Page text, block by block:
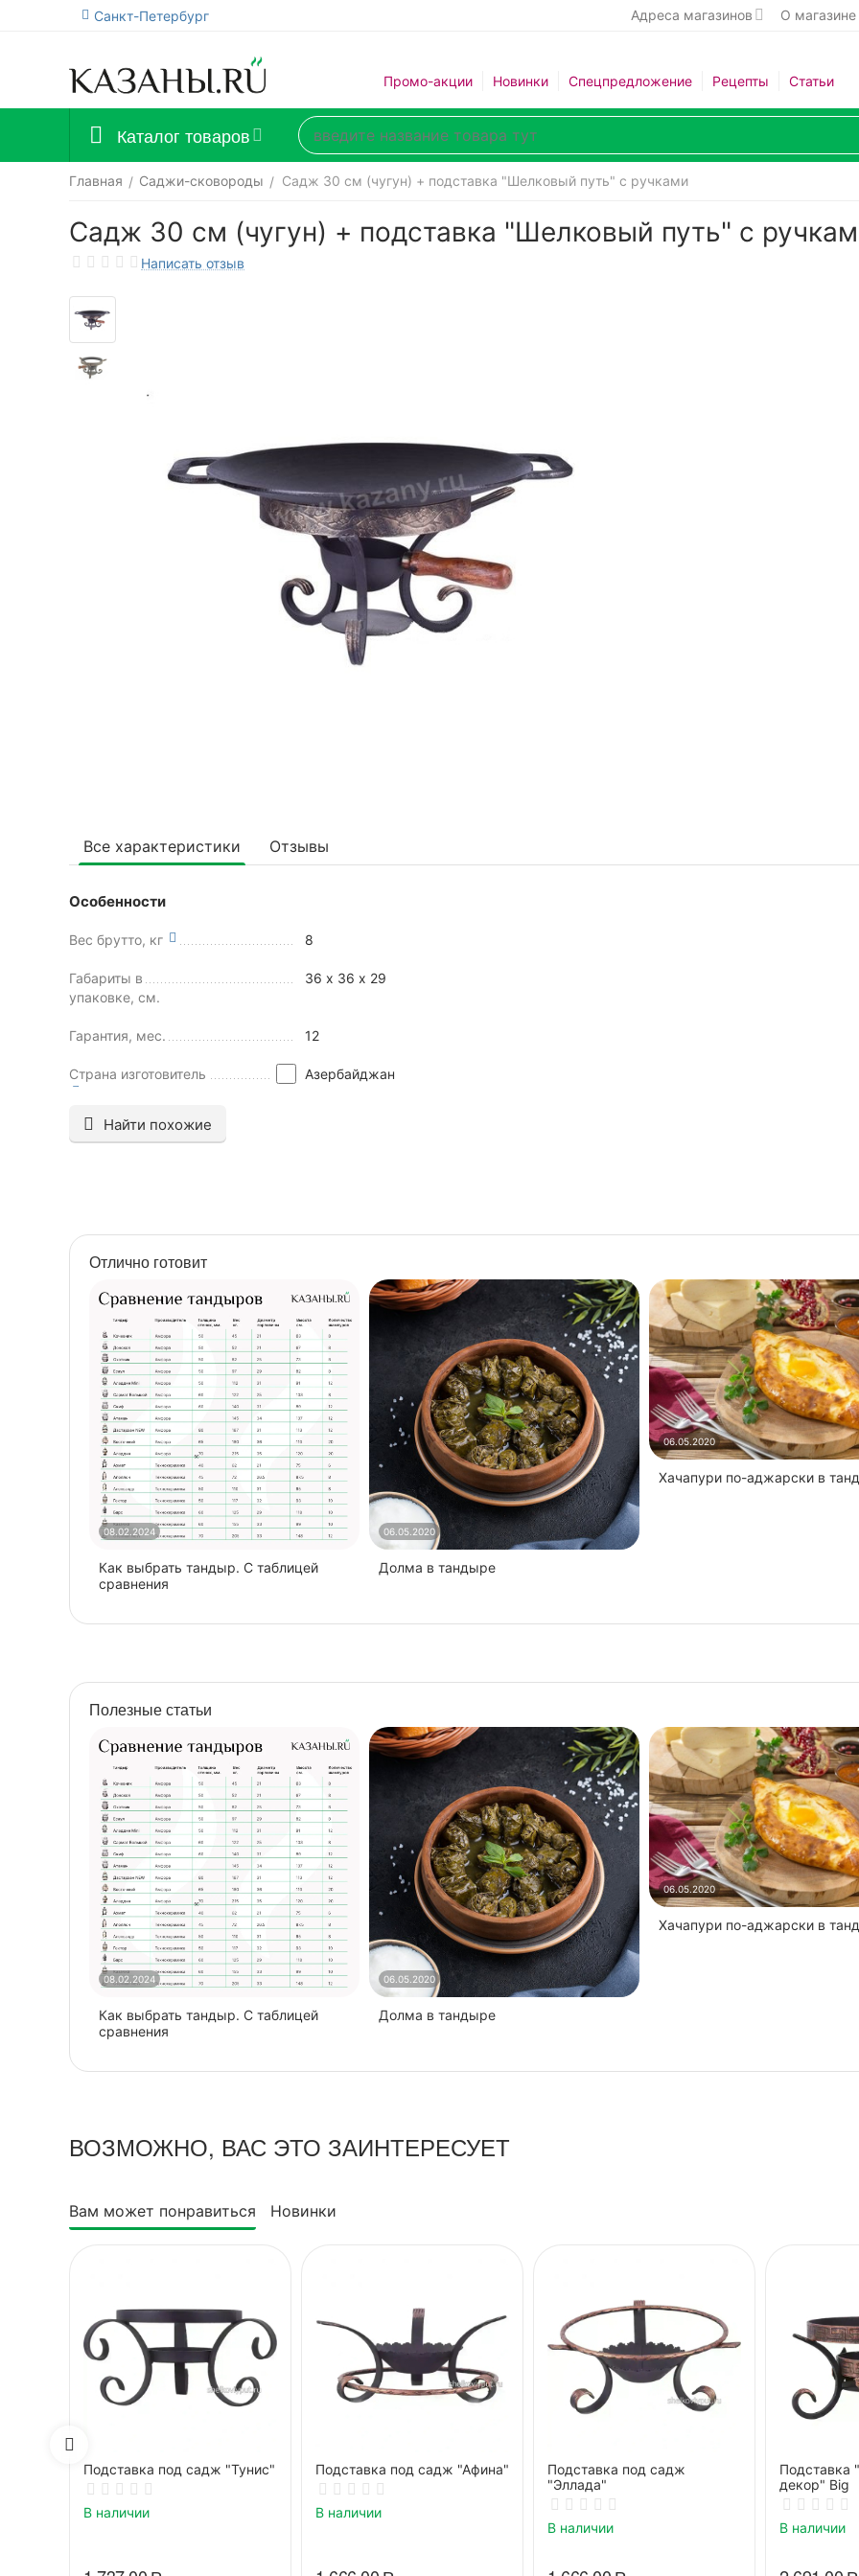
Санкт-Петербург Адреса магазинов О магазине
Промо-акции Новинки Спецпредложение Рецепты Статьи
Каталог товаров
Главная / Саджи-сковороды / Садж 30 см (чугун) + подставка "Шелковый путь" с ручками
Садж 30 см (чугун) + подставка "Шелковый путь" с
Написать отзыв
Все характеристики Отзывы
Особенности
Вес брутто, кг 8
Габариты в
упаковке, см.
36 х 36 х 29
Гарантия, мес. 12
Страна изготовитель Азербайджан
Найти похожие
Отлично готовит
08.02.2024
Как выбрать тандыр. С таблицей
сравнения
06.05.2020
​Долма в тандыре
06.05.2020
Хачапури по-аджарски в
Полезные статьи
08.02.2024
Как выбрать тандыр. С таблицей
сравнения
06.05.2020
​Долма в тандыре
06.05.2020
Хачапури по-аджарски в
ВОЗМОЖНО, ВАС ЭТО ЗАИНТЕРЕСУЕТ
Вам может понравиться Новинки
Подставка под садж "Тунис"
В наличии
Подставка под садж "Афина"
В наличии
Подставка под садж
"Эллада"
В наличии
Подставка
декор" Big
В наличии